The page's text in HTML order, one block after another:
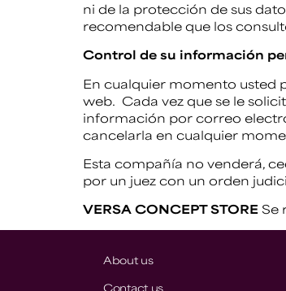
ni de la protección de sus
recomendable que los
Control de su información
En cualquier momento usted
web. Cada vez que se le
información por correo
cancelarla en cualquier
Esta compañía no venderá,
por un juez con un orden
VERSA CONCEPT STORE Se
About us
Contact us